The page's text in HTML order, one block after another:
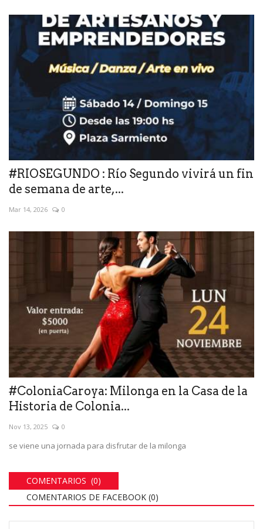
#RIOSEGUNDO : Río Segundo vivirá un fin
de semana de arte,...
Mar 14, 2026 0
#ColoniaCaroya: Milonga en la Casa de la
Historia de Colonia...
Nov 13, 2025 0
se viene una jornada para disfrutar de la milonga
COMENTARIOS (0)
COMENTARIOS DE FACEBOOK (0)